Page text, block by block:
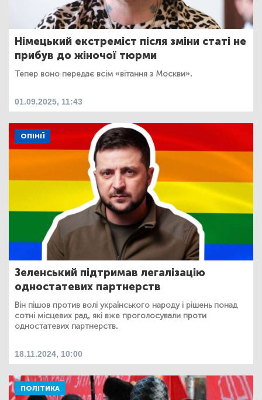
Німецький екстреміст після зміни статі не
прибув до жіночої тюрми
Тепер воно передає всім «вітання з Москви».
01.09.2025, 11:43
ОПІНІЇ
Зеленський підтримав легалізацію
одностатевих партнерств
Він пішов против волі українського народу і рішень понад
сотні місцевих рад, які вже проголосували проти
одностатевих партнерств.
18.11.2024, 10:00
ПОЛІТИКА